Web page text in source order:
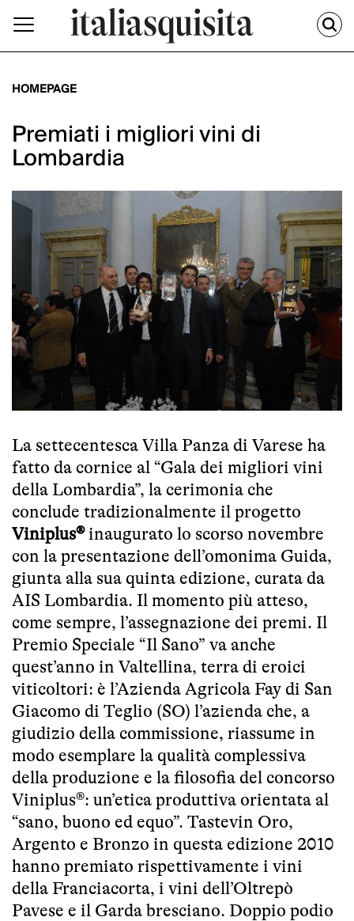
HOMEPAGE
Premiati i migliori vini di
Lombardia
La settecentesca Villa Panza di Varese ha
fatto da cornice al “Gala dei migliori vini
della Lombardia”, la cerimonia che
conclude tradizionalmente il progetto
Viniplus®inaugurato lo scorso novembre
con la presentazione dell’omonima Guida,
giunta alla sua quinta edizione, curata da
AIS Lombardia. Il momento più atteso,
come sempre, l’assegnazione dei premi. Il
Premio Speciale “Il Sano” va anche
quest’anno in Valtellina, terra di eroici
viticoltori: è l’Azienda Agricola Fay di San
Giacomo di Teglio (SO) l’azienda che, a
giudizio della commissione, riassume in
modo esemplare la qualità complessiva
della produzione e la filosofia del concorso
Viniplus®: un’etica produttiva orientata al
“sano, buono ed equo”. Tastevin Oro,
Argento e Bronzo in questa edizione 2010
hanno premiato rispettivamente i vini
della Franciacorta, i vini dell’Oltrepò
Pavese e il Garda bresciano. Doppio podio